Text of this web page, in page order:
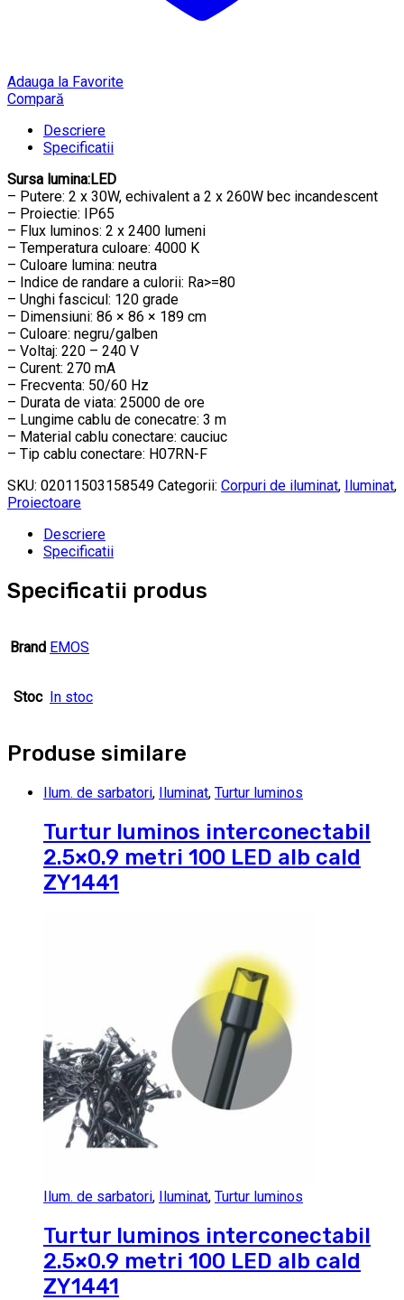
Adauga la Favorite
Compară
Descriere
Specificatii
Sursa lumina:LED
– Putere: 2 x 30W, echivalent a 2 x 260W bec incandescent
– Proiectie: IP65
– Flux luminos: 2 x 2400 lumeni
– Temperatura culoare: 4000 K
– Culoare lumina: neutra
– Indice de randare a culorii: Ra>=80
– Unghi fascicul: 120 grade
– Dimensiuni: 86 × 86 × 189 cm
– Culoare: negru/galben
– Voltaj: 220 – 240 V
– Curent: 270 mA
– Frecventa: 50/60 Hz
– Durata de viata: 25000 de ore
– Lungime cablu de conecatre: 3 m
– Material cablu conectare: cauciuc
– Tip cablu conectare: H07RN-F
SKU: 02011503158549 Categorii: Corpuri de iluminat, Iluminat,
Proiectoare
Descriere
Specificatii
Specificatii produs
Brand EMOS
Stoc In stoc
Produse similare
Ilum. de sarbatori, Iluminat, Turtur luminos
Turtur luminos interconectabil
2.5×0.9 metri 100 LED alb cald
ZY1441
Ilum. de sarbatori, Iluminat, Turtur luminos
Turtur luminos interconectabil
2.5×0.9 metri 100 LED alb cald
ZY1441